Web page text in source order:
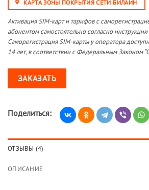
КАРТА ЗОНЫ ПОКРЫТИЯ СЕТИ БИЛАЙН
Активация SIM-карт и тарифов с
абонентом самостоятельно согласно
Саморегистрация SIM-карты у оператора
14 лет, в соответствии с Федеральным Законом
ЗАКАЗАТЬ
Поделиться:
ОТЗЫВЫ (4)
ОПИСАНИЕ